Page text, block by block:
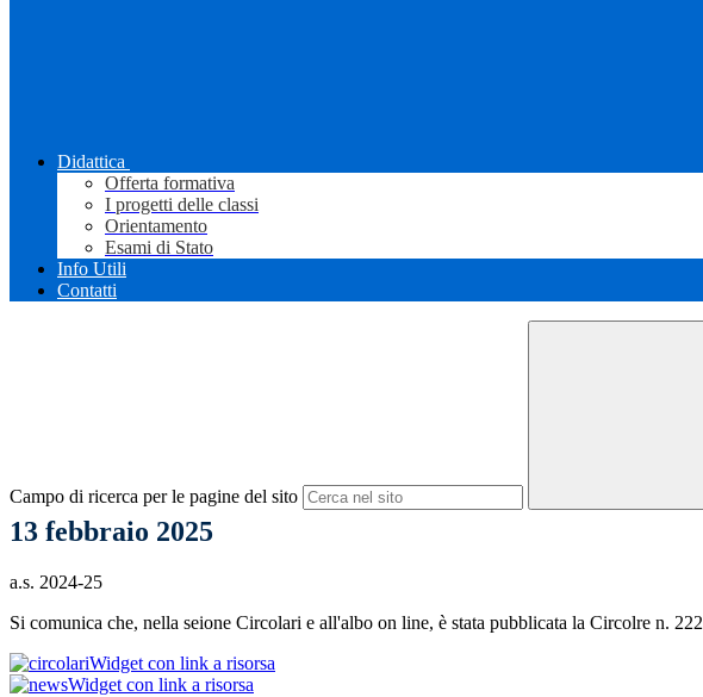
Didattica
Offerta formativa
I progetti delle classi
Orientamento
Esami di Stato
Info Utili
Contatti
Campo di ricerca per le pagine del sito
13 febbraio 2025
a.s. 2024-25
Si comunica che, nella seione Circolari e all'albo on line, è stata pubblicata la Circolre n. 222
Widget con link a risorsa
Widget con link a risorsa